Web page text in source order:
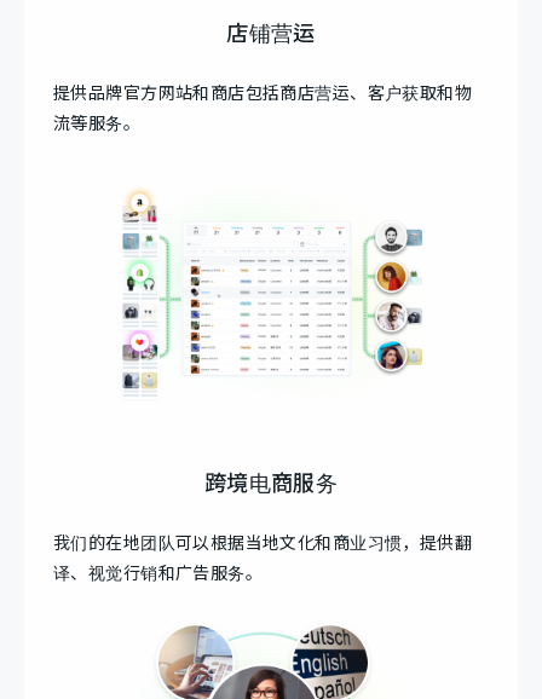
店铺营运
提供品牌官方网站和商店包括商店营运、客户获取和物
流等服务。
跨境电商服务
我们的在地团队可以根据当地文化和商业习惯，提供翻
译、视觉行销和广告服务。